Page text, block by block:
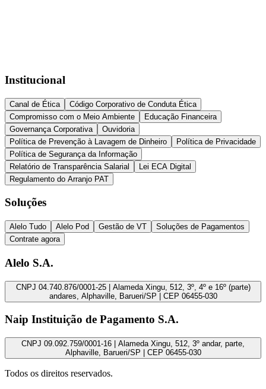
Institucional
Canal de Ética
Código Corporativo de Conduta Ética
Compromisso com o Meio Ambiente
Educação Financeira
Governança Corporativa
Ouvidoria
Política de Prevenção à Lavagem de Dinheiro
Política de Privacidade
Política de Segurança da Informação
Relatório de Transparência Salarial
Lei ECA Digital
Regulamento do Arranjo PAT
Soluções
Alelo Tudo Alelo Pod Gestão de VT
Soluções de Pagamentos
Contrate agora
Alelo S.A.
CNPJ 04.740.876/0001-25 | Alameda Xingu, 512, 3º, 4º e 16º (parte)
andares, Alphaville, Barueri/SP | CEP 06455-030
Naip Instituição de Pagamento S.A.
CNPJ 09.092.759/0001-16 | Alameda Xingu, 512, 3º andar, parte,
Alphaville, Barueri/SP | CEP 06455-030
Todos os direitos reservados.